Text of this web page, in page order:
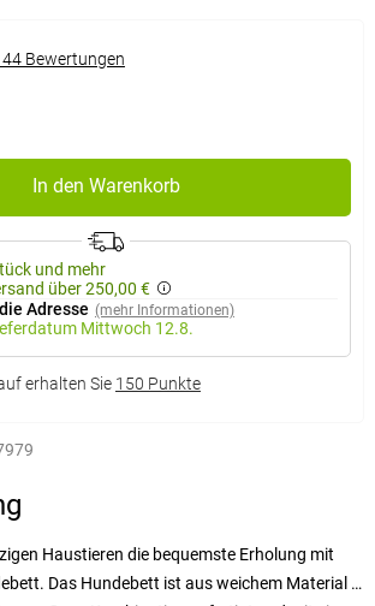
Bewertungen
In den Warenkorb
und mehr
über 250,00 €
Adresse (mehr Informationen)
Mittwoch 12.8.
erhalten Sie 150 Punkte
Haustieren die bequemste Erholung mit
Das Hundebett ist aus weichem Material in